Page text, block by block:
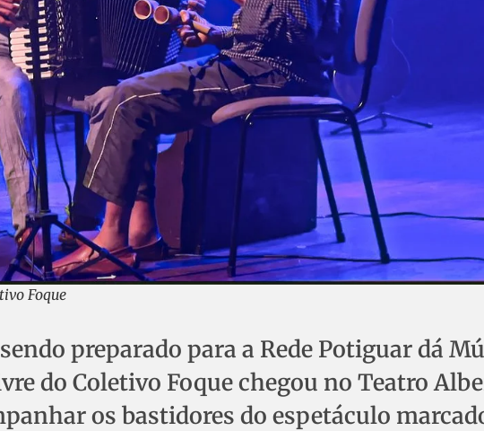
Foque
preparado para a Rede Potiguar dá
do Coletivo Foque chegou no Teatro
os bastidores do espetáculo